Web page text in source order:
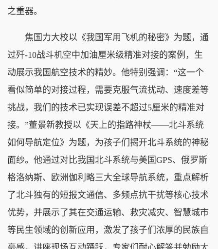
之重器。
焦国力大校以《我国军用飞机的秘密》为题，通
过歼-10战斗机空中加油厘米级精准对接的案例，生
动展示我国航空技术的精妙。他特别强调：“这一个
看似简单的对接过程，需要克服气流扰动、速度差等
挑战，我们的技术已实现误差不超过5厘米的精准对
接。”董景新教授以《天上的指路神杖——北斗系统
如何导航定位》为题，为孩子们揭开北斗系统的神秘
面纱。他通过对比我国北斗系统与美国GPS、俄罗斯
格洛纳斯、欧洲伽利略三大全球导航系统，重点解析
了北斗独有的短报文通信、多频点抗干扰等核心技术
优势，并展示了其在交通运输、救灾减灾、智慧城市
等民生领域的创新应用，激发了孩子们浓厚的民族自